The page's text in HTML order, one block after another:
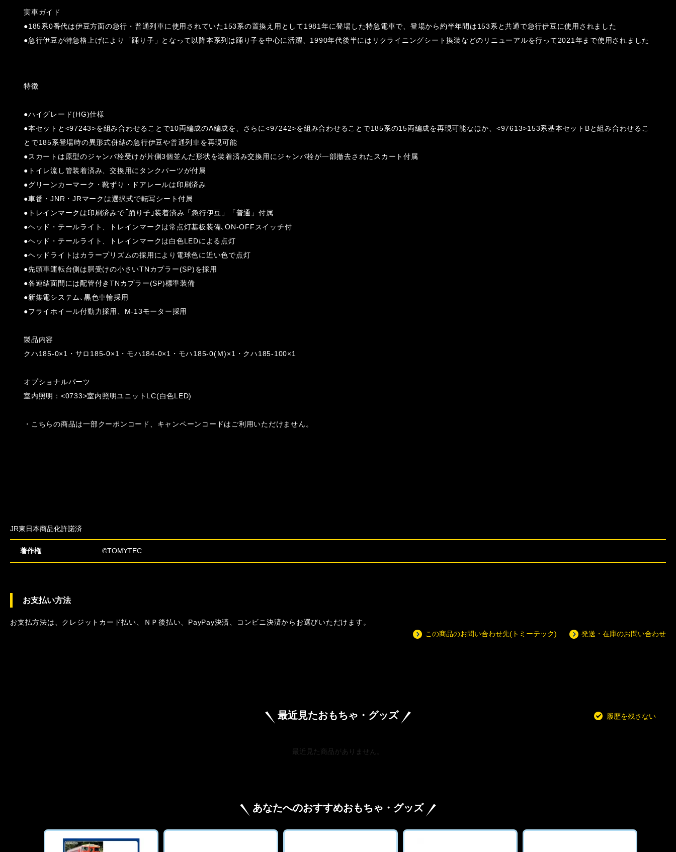
実車ガイド
●185系0番代は伊豆方面の急行・普通列車に使用されていた153系の置換え用として1981年に登場した特急電車で、登場から約半年間は153系と共通で急行伊豆に使用されました
●急行伊豆が特急格上げにより「踊り子」となって以降本系列は踊り子を中心に活躍、1990年代後半にはリクライニングシート換装などのリニューアルを行って2021年まで使用されました
特徴
●ハイグレード(HG)仕様
●本セットと<97243>を組み合わせることで10両編成のA編成を、さらに<97242>を組み合わせることで185系の15両編成を再現可能なほか、<97613>153系基本セットBと組み合わせるこ
とで185系登場時の異形式併結の急行伊豆や普通列車を再現可能
●スカートは原型のジャンパ栓受けが片側3個並んだ形状を装着済み交換用にジャンパ栓が一部撤去されたスカート付属
●トイレ流し管装着済み、交換用にタンクパーツが付属
●グリーンカーマーク・靴ずり・ドアレールは印刷済み
●車番・JNR・JRマークは選択式で転写シート付属
●トレインマークは印刷済みで｢踊り子｣装着済み「急行伊豆」「普通」付属
●ヘッド・テールライト、トレインマークは常点灯基板装備､ON-OFFスイッチ付
●ヘッド・テールライト、トレインマークは白色LEDによる点灯
●ヘッドライトはカラープリズムの採用により電球色に近い色で点灯
●先頭車運転台側は胴受けの小さいTNカプラー(SP)を採用
●各連結面間には配管付きTNカプラー(SP)標準装備
●新集電システム､黒色車輪採用
●フライホイール付動力採用、M-13モーター採用
製品内容
クハ185-0×1・サロ185-0×1・モハ184-0×1・モハ185-0(Ｍ)×1・クハ185-100×1
オプショナルパーツ
室内照明：<0733>室内照明ユニットLC(白色LED)
・こちらの商品は一部クーポンコード、キャンペーンコードはご利用いただけません。
JR東日本商品化許諾済
著作権 ©TOMYTEC
お支払い方法
お支払方法は、クレジットカード払い、ＮＰ後払い、PayPay決済、コンビニ決済からお選びいただけます。
この商品のお問い合わせ先(トミーテック)
発送・在庫のお問い合わせ
最近見たおもちゃ・グッズ 履歴を残さない
最近見た商品がありません。
あなたへのおすすめおもちゃ・グッズ